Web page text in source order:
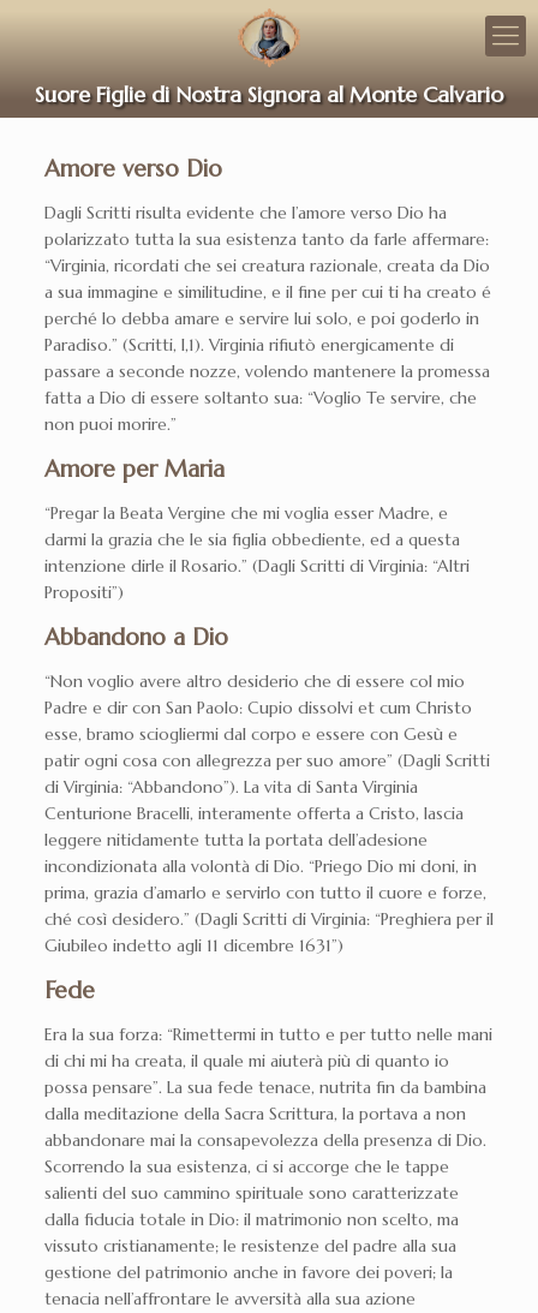
Suore Figlie di Nostra Signora al Monte Calvario
Amore verso Dio
Dagli Scritti risulta evidente che l’amore verso Dio ha
polarizzato tutta la sua esistenza tanto da farle affermare:
“Virginia, ricordati che sei creatura razionale, creata da Dio
a sua immagine e similitudine, e il fine per cui ti ha creato é
perché lo debba amare e servire lui solo, e poi goderlo in
Paradiso.” (Scritti, I,1). Virginia rifiutò energicamente di
passare a seconde nozze, volendo mantenere la promessa
fatta a Dio di essere soltanto sua: “Voglio Te servire, che
non puoi morire.”
Amore per Maria
“Pregar la Beata Vergine che mi voglia esser Madre, e
darmi la grazia che le sia figlia obbediente, ed a questa
intenzione dirle il Rosario.” (Dagli Scritti di Virginia: “Altri
Propositi”)
Abbandono a Dio
“Non voglio avere altro desiderio che di essere col mio
Padre e dir con San Paolo: Cupio dissolvi et cum Christo
esse, bramo sciogliermi dal corpo e essere con Gesù e
patir ogni cosa con allegrezza per suo amore” (Dagli Scritti
di Virginia: “Abbandono”). La vita di Santa Virginia
Centurione Bracelli, interamente offerta a Cristo, lascia
leggere nitidamente tutta la portata dell’adesione
incondizionata alla volontà di Dio. “Priego Dio mi doni, in
prima, grazia d’amarlo e servirlo con tutto il cuore e forze,
ché così desidero.” (Dagli Scritti di Virginia: “Preghiera per il
Giubileo indetto agli 11 dicembre 1631”)
Fede
Era la sua forza: “Rimettermi in tutto e per tutto nelle mani
di chi mi ha creata, il quale mi aiuterà più di quanto io
possa pensare”. La sua fede tenace, nutrita fin da bambina
dalla meditazione della Sacra Scrittura, la portava a non
abbandonare mai la consapevolezza della presenza di Dio.
Scorrendo la sua esistenza, ci si accorge che le tappe
salienti del suo cammino spirituale sono caratterizzate
dalla fiducia totale in Dio: il matrimonio non scelto, ma
vissuto cristianamente; le resistenze del padre alla sua
gestione del patrimonio anche in favore dei poveri; la
tenacia nell’affrontare le avversità alla sua azione